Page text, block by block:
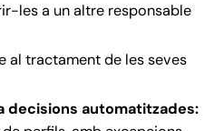
les a un altre responsable
al tractament de les seves
decisions automatitzades: